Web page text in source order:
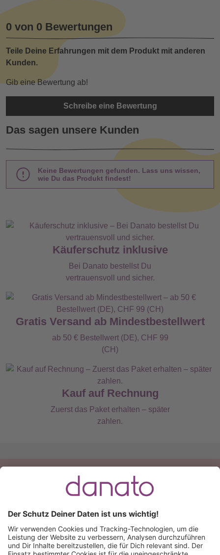
0 von 0 Bewertungen
Teile Deine Erfahrungen mit dem Produkt mit anderen
Kunden.
Gib eine Bewertung ab!
Schreibe eine Bewertung
Das sagen unsere Kunden
Keine Bewertungen gefunden. Lass uns wissen,
wie Du das Produkt findest!
Käuferschutz inklusive
Bei Danato bestellst Du
vertrauensvoll und sicher.
Gratis Versand ab Mindestbestellwert
ab 50 € Bestellwert (DE), CHF 99
(CH)
Kauf auf Rechnung
Zuerst das Paket erhalten – später
zahlen.
Du hast eine Frage?
+49 (0) 511 51 56 0300
schreib uns eineE-Mail
Käuferschutz inklusive Kauf auf Rechnung